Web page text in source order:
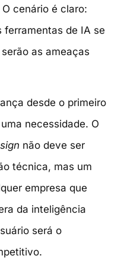
cenário é claro:
ferramentas de IA se
as ameaças
desde o primeiro
necessidade. O
não deve ser
técnica, mas um
empresa que
da inteligência
será o